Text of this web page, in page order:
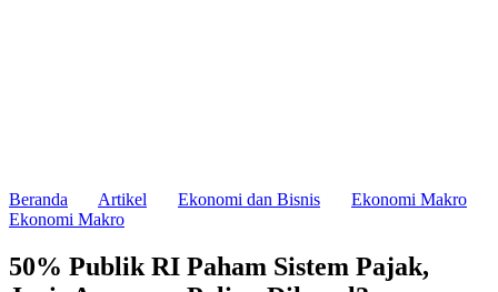
Ekonomi Makro
Jenis Apa yang Paling Dikenal?